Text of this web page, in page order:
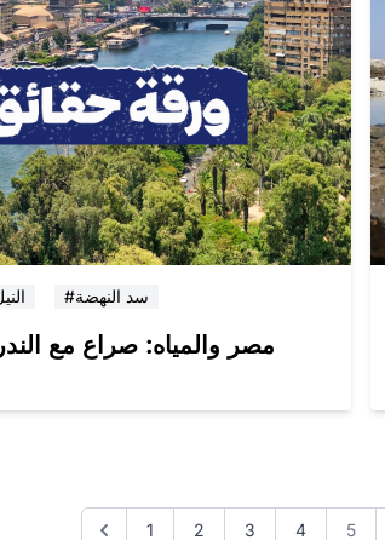
#سد النهضة
مصر والمياه: صراع مع
1 2 3 4 5